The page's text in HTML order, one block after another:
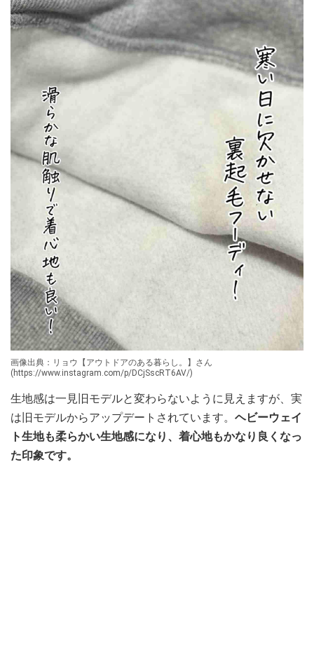
画像出典：リョウ【アウトドアのある暮らし。】さん
(https://www.instagram.com/p/DCjSscRT6AV/)
生地感は一見旧モデルと変わらないように見えますが、実
は旧モデルからアップデートされています。 ヘビーウェイ
ト生地も柔らかい生地感になり、着心地もかなり良くなっ
た印象です。